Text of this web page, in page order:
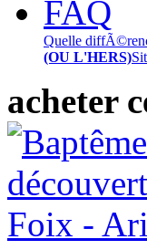
FAQ
Quelle
(OU L'HERS)
acheter